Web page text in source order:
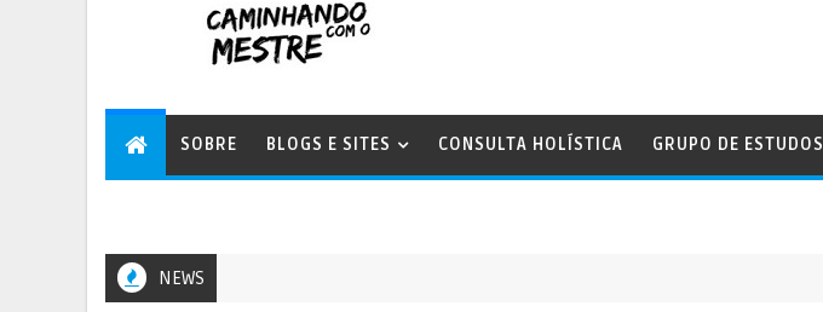
SOBRE BLOGS E SITES CONSULTA HOLÍSTICA GRUPO DE ESTUDOS
NEWS